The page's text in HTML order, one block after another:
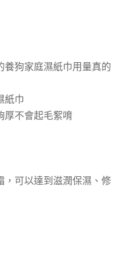
狗家庭濕紙巾用量真的
紙巾
厚不會起毛絮唷
，可以達到滋潤保濕、修